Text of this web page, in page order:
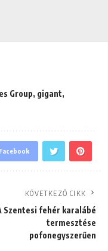
Group, gigant,
Facebook
KÖVETKEZŐ CIKK
Szentesi fehér karalábé
termesztése
pofonegyszerűen